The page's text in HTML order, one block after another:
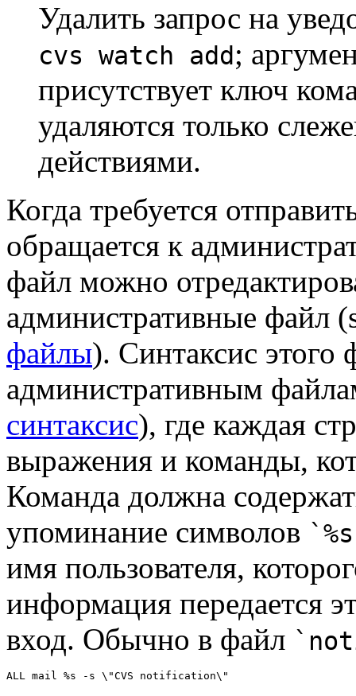
Удалить запрос на
cvs watch add;
присутствует ключ
удаляются только
действиями.
Когда требуется
обращается к
файл можно
административные файл
файлы). Синтаксис этого
административным
синтаксис), где каждая
выражения и команды,
Команда должна
упоминание символов
имя пользователя,
информация передается
вход. Обычно в файл